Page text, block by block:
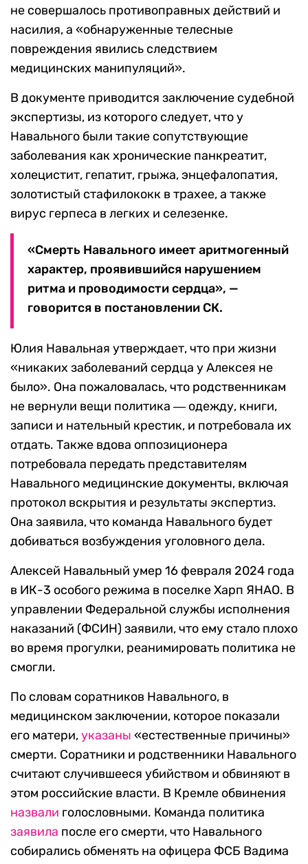
не совершалось противоправных действий и
насилия, а «обнаруженные телесные
повреждения явились следствием
медицинских манипуляций».
В документе приводится заключение судебной
экспертизы, из которого следует, что у
Навального были такие сопутствующие
заболевания как хронические панкреатит,
холецистит, гепатит, грыжа, энцефалопатия,
золотистый стафилококк в трахее, а также
вирус герпеса в легких и селезенке.
«Смерть Навального имеет аритмогенный
характер, проявившийся нарушением
ритма и проводимости сердца», —
говорится в постановлении СК.
Юлия Навальная утверждает, что при жизни
«никаких заболеваний сердца у Алексея не
было». Она пожаловалась, что родственникам
не вернули вещи политика ― одежду, книги,
записи и нательный крестик, и потребовала их
отдать. Также вдова оппозиционера
потребовала передать представителям
Навального медицинские документы, включая
протокол вскрытия и результаты экспертиз.
Она заявила, что команда Навального будет
добиваться возбуждения уголовного дела.
Алексей Навальный умер 16 февраля 2024 года
в ИК-3 особого режима в поселке Харп ЯНАО. В
управлении Федеральной службы исполнения
наказаний (ФСИН) заявили, что ему стало плохо
во время прогулки, реанимировать политика не
смогли.
По словам соратников Навального, в
медицинском заключении, которое показали
его матери,указаны «естественные причины»
смерти. Соратники и родственники Навального
считают случившееся убийством и обвиняют в
этом российские власти. В Кремле обвинения
назвали голословными. Команда политика
заявила после его смерти, что Навального
собирались обменять на офицера ФСБ Вадима